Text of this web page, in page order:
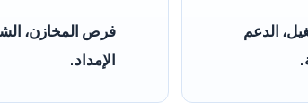
الدعم
فرص المخازن،
الإمداد.